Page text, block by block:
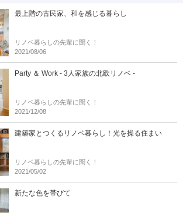
最上階の古民家、和を感じる暮らし
リノベ暮らしの先輩に聞く！
2021/08/06
Party ＆ Work - 3人家族の北欧リノベ -
リノベ暮らしの先輩に聞く！
2021/12/08
建築家とつくるリノベ暮らし！光を操る住まい
リノベ暮らしの先輩に聞く！
2021/05/02
新たな色を帯びて